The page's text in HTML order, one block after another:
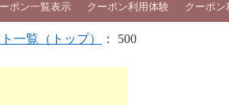
ポン一覧表示 クーポン利用体験 クーポン
一覧（トップ） ： 500